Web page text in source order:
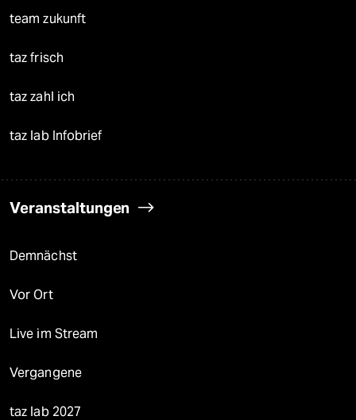
team zukunft
taz frisch
taz zahl ich
taz lab Infobrief
Veranstaltungen
Demnächst
Vor Ort
Live im Stream
Vergangene
taz lab 2027